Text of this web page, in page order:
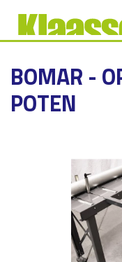
BOMAR -
POTEN